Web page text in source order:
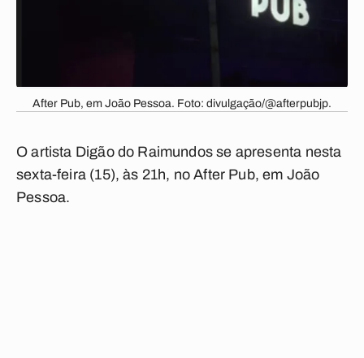
After Pub, em João Pessoa. Foto: divulgação/@afterpubjp.
O artista Digão do Raimundos se apresenta nesta
sexta-feira (15), às 21h, no After Pub, em João
Pessoa.